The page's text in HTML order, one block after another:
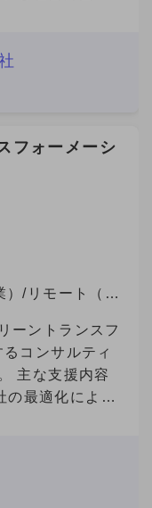
は
シフトが加速
を捉え、
ード獲得を支援
り多くの製造
化のため増員
琢磨していま
ト未経験）か
したメンバーも
方へのチャンス
ナレッジも豊
最大15時間）
登録しており、
、将来的な経営
ら、急成長スタ
用を戦略の立案
を募集いたしま
）詳細をご記載
業からの転職」
せください。
いても選考の参
で、大学・学
お願いいたしま
ていただく案件
フォーメーシ
）/リモート（在
ーントランスフ
コンサルティ
主な支援内容